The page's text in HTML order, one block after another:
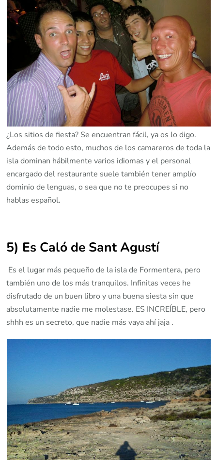
¿Los sitios de fiesta? Se encuentran fácil, ya os lo digo.
Además de todo esto, muchos de los camareros de toda la
isla dominan hábilmente varios idiomas y el personal
encargado del restaurante suele también tener amplío
dominio de lenguas, o sea que no te preocupes si no
hablas español.
5) Es Caló de Sant Agustí
Es el lugar más pequeño de la isla de Formentera, pero
también uno de los más tranquilos. Infinitas veces he
disfrutado de un buen libro y una buena siesta sin que
absolutamente nadie me molestase. ES INCREÍBLE, pero
shhh es un secreto, que nadie más vaya ahí jaja .